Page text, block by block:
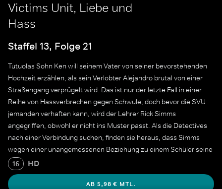
Victims Unit, Liebe und
Hass
Staffel 13, Folge 21
Tutuolas Sohn Ken will seinem Vater von seiner bevorstehenden
Hochzeit erzählen, als sein Verlobter Alejandro brutal von einer
Straßengang verprügelt wird. Das ist nur der letzte Fall in einer
Reihe von Hassverbrechen gegen Schwule, doch bevor die SVU
jemanden verhaften kann, wird der Lehrer Rick Simms
angegriffen, obwohl er nicht ins Muster passt. Als die Detectives
nach einer Verbindung suchen, finden sie heraus, dass Simms
wegen einer unangemessenen Beziehung zu einem Schüler seine
Stellung an einer Privatschule verloren hatte.
16 HD
AB 5,98 € MTL.